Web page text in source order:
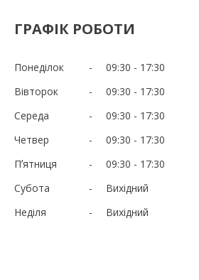
ГРАФІК РОБОТИ
Понеділок 09:30
17:30
Вівторок
09:30
17:30
Середа
09:30
17:30
Четвер
09:30
17:30
Пʼятниця
09:30
17:30
Субота
Вихідний
Неділя
Вихідний